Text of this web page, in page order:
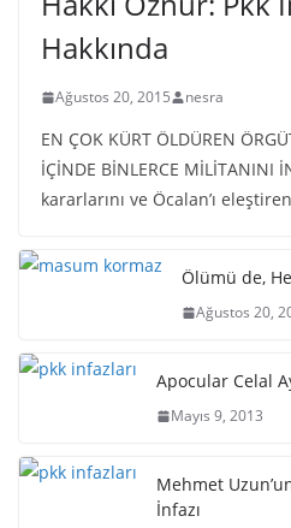
Hakkında
Ağustos 20, 2015 nesra
EN ÇOK KÜRT ÖLDÜREN
İÇİNDE BİNLERCE MİLİTANINI
kararlarını ve Öcalan’ı
Ölümü de,
Ağustos 20,
Apocular Celal
Mayıs 9, 2013
Mehmet
İnfazı